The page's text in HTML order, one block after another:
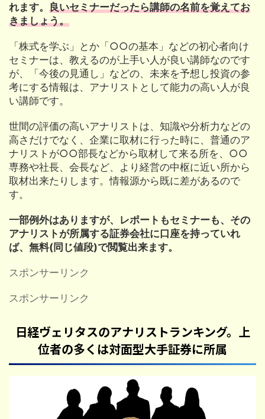
れます。 良いセミナーだったら講師の名前を覚えてお
きましょう。
「株式を学ぶ」とか「○○の基本」などの初心者向け
セミナーは、教えるのが上手い人が良い講師なのです
が、「今後の見通し」などの、未来を予想し投資の参
考にする情報は、アナリストとして能力の高い人が良
い講師です。
世間の評価の高いアナリストは、知識や分析力などの
高さだけでなく、企業に取材に行った時に、普通のア
ナリストが○○部長などから取材して来る所を、○○
専務や社長、会長など、より経営の中枢に近い所から
取材出来たりします。情報源から既に差があるので
す。
一部例外はありますが、レポートもセミナーも、その
アナリストが所属する証券会社に口座を持っていれ
ば、無料(同じ値段)で閲覧出来ます。
スポンサーリンク
スポンサーリンク
日経ヴェリタスのアナリストランキング。上
位者の多くは対面型大手証券に所属